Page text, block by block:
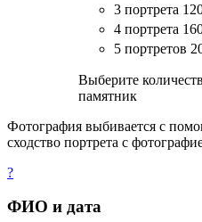
3 портрета
4 портрета
5 портретов
Выберите
памятник
Фотография выбивается с
сходство портрета с
?
ФИО и дата